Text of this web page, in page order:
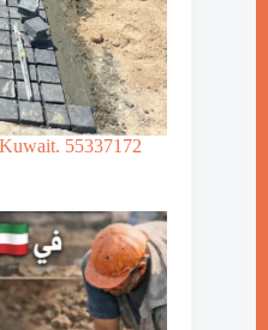
55337172